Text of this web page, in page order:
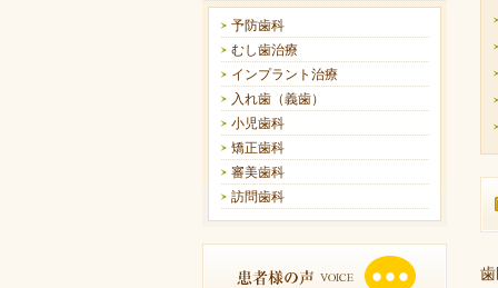
予防歯科
むし歯治療
インプラント治療
入れ歯（義歯）
小児歯科
矯正歯科
審美歯科
訪問歯科